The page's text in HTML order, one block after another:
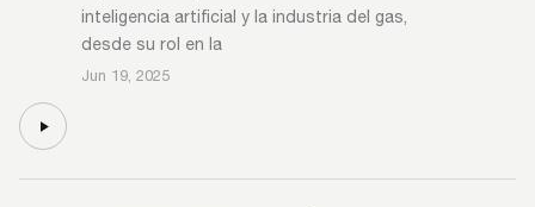
inteligencia artificial y la industria del gas,
desde su rol en la
Jun 19, 2025